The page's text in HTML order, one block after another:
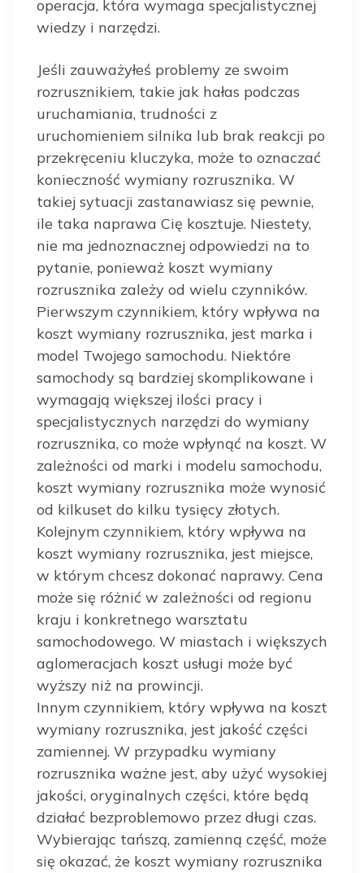
operacja, która wymaga specjalistycznej
wiedzy i narzędzi.
Jeśli zauważyłeś problemy ze swoim
rozrusznikiem, takie jak hałas podczas
uruchamiania, trudności z
uruchomieniem silnika lub brak reakcji po
przekręceniu kluczyka, może to oznaczać
konieczność wymiany rozrusznika. W
takiej sytuacji zastanawiasz się pewnie,
ile taka naprawa Cię kosztuje. Niestety,
nie ma jednoznacznej odpowiedzi na to
pytanie, ponieważ koszt wymiany
rozrusznika zależy od wielu czynników.
Pierwszym czynnikiem, który wpływa na
koszt wymiany rozrusznika, jest marka i
model Twojego samochodu. Niektóre
samochody są bardziej skomplikowane i
wymagają większej ilości pracy i
specjalistycznych narzędzi do wymiany
rozrusznika, co może wpłynąć na koszt. W
zależności od marki i modelu samochodu,
koszt wymiany rozrusznika może wynosić
od kilkuset do kilku tysięcy złotych.
Kolejnym czynnikiem, który wpływa na
koszt wymiany rozrusznika, jest miejsce,
w którym chcesz dokonać naprawy. Cena
może się różnić w zależności od regionu
kraju i konkretnego warsztatu
samochodowego. W miastach i większych
aglomeracjach koszt usługi może być
wyższy niż na prowincji.
Innym czynnikiem, który wpływa na koszt
wymiany rozrusznika, jest jakość części
zamiennej. W przypadku wymiany
rozrusznika ważne jest, aby użyć wysokiej
jakości, oryginalnych części, które będą
działać bezproblemowo przez długi czas.
Wybierając tańszą, zamienną część, może
się okazać, że koszt wymiany rozrusznika